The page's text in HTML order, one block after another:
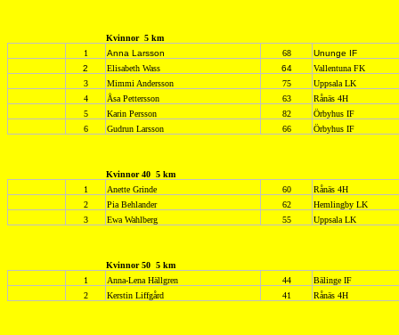
Kvinnor 5 km
1
Anna Larsson 68
Ununge IF
2
Elisabeth Wass 64
Vallentuna FK
3
Mimmi Andersson 75
Uppsala LK
4
Åsa Pettersson 63
Rånäs 4H
5
Karin Persson 82
Örbyhus IF
6
Gudrun Larsson 66 Örbyhus IF
Kvinnor 40 5 km
1
Anette Grinde 60
Rånäs 4H
2
Pia Behlander 62
Hemlingby LK
3
Ewa Wahlberg 55 Uppsala LK
Kvinnor 50 5 km
1
Anna-Lena Hällgren 44
Bälinge IF
2
Kerstin Liffgård 41 Rånäs 4H